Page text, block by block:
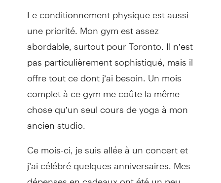
Le conditionnement physique est aussi
une priorité. Mon gym est assez
abordable, surtout pour Toronto. Il n’est
pas particulièrement sophistiqué, mais il
offre tout ce dont j’ai besoin. Un mois
complet à ce gym me coûte la même
chose qu’un seul cours de yoga à mon
ancien studio.
Ce mois-ci, je suis allée à un concert et
j’ai célébré quelques anniversaires. Mes
dépenses en cadeaux ont été un peu